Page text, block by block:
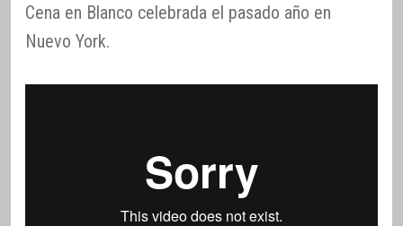
Cena en Blanco celebrada el pasado año en
Nuevo York.